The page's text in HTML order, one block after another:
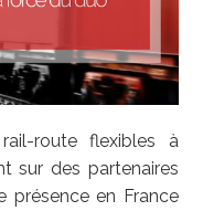
route flexibles à
sur des partenaires
présence en France